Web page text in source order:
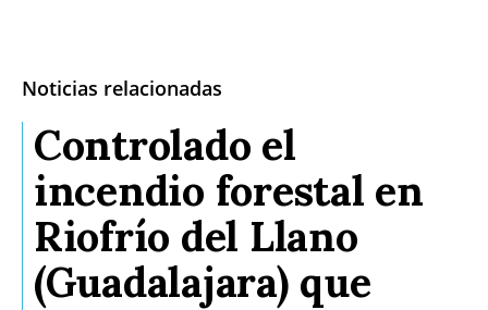
Noticias relacionadas
Controlado el
incendio forestal en
Riofrío del Llano
(Guadalajara) que